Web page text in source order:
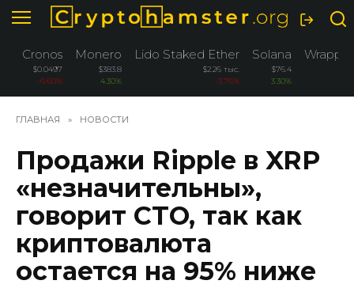
Перейти
содержанию
Cronos
$0.0497
-6.60%
Monero
$383.8
4.30%
Lido Staked Ether
$2.26 тыс.
-3.76%
Solana
$76.4
3.30%
ГЛАВНАЯ » НОВОСТИ
Продажи Ripple в XRP
«незначительны»,
говорит CTO, так как
криптовалюта
остается на 95% ниже